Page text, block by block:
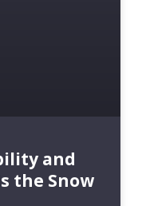
and
the Snow